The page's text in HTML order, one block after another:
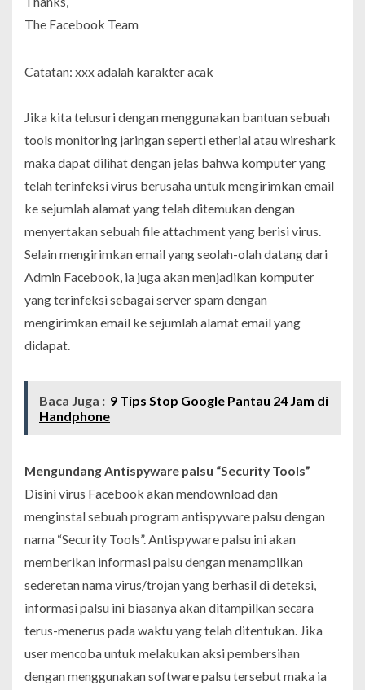
The Facebook Team
Catatan: xxx adalah karakter acak
Jika kita telusuri dengan menggunakan bantuan sebuah
tools monitoring jaringan sepertietherialatauwireshark
maka dapat dilihat dengan jelas bahwa komputer yang
telah terinfeksi virus berusaha untuk mengirimkan email
ke sejumlah alamat yang telah ditemukan dengan
menyertakan sebuah file attachment yang berisi virus.
Selain mengirimkan email yang seolah-olah datang dari
Admin Facebook, ia juga akan menjadikan komputer
yang terinfeksi sebagai server spam dengan
mengirimkan email ke sejumlah alamat email yang
didapat.
Baca Juga : 9 Tips Stop Google Pantau 24 Jam di
Handphone
Mengundang Antispyware palsu “Security Tools”
Disini virus Facebook akan mendownload dan
menginstal sebuah program antispyware palsu dengan
nama “Security Tools”. Antispyware palsu ini akan
memberikan informasi palsu dengan menampilkan
sederetan nama virus/trojan yang berhasil di deteksi,
informasi palsu ini biasanya akan ditampilkan secara
terus-menerus pada waktu yang telah ditentukan. Jika
user mencoba untuk melakukan aksi pembersihan
dengan menggunakan software palsu tersebut maka ia